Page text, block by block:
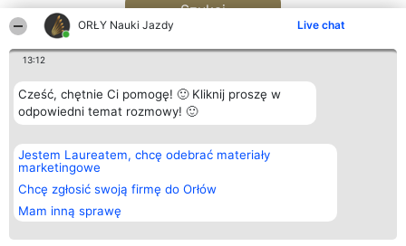
ORŁY Nauki Jazdy Live chat
13:12
Cześć, chętnie Ci pomogę! 🙂 Kliknij proszę w
odpowiedni temat rozmowy! 🙂
Jestem Laureatem, chcę odebrać materiały
marketingowe
Chcę zgłosić swoją firmę do Orłów
Mam inną sprawę
Szukaj
Organizator plebiscytu
Bright Side Solutions sp. z o.
o. sp. k.
ul. Ruska 22
Wrocław 50-079
KRS 0000749100 | Regon
381313360 | NIP 8943132676
Plebiscyt
Laureaci
wszystkich
Laureatów
Regulamin
Kontakt
Kontakt